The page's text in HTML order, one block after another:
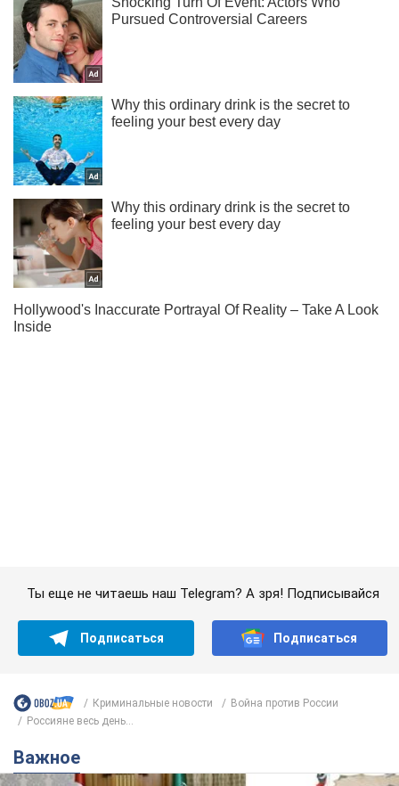
Саудовская Аравия, Турция и Пакистан
создали азиатский аналог НАТО: что известно